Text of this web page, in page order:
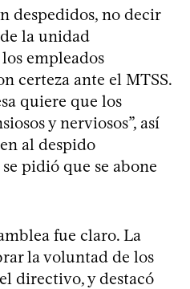
despedidos, no decir
la unidad
empleados
certeza ante el MTSS.
quiere que los
y nerviosos”, así
al despido
pidió que se abone
fue claro. La
la voluntad de los
directivo, y destacó